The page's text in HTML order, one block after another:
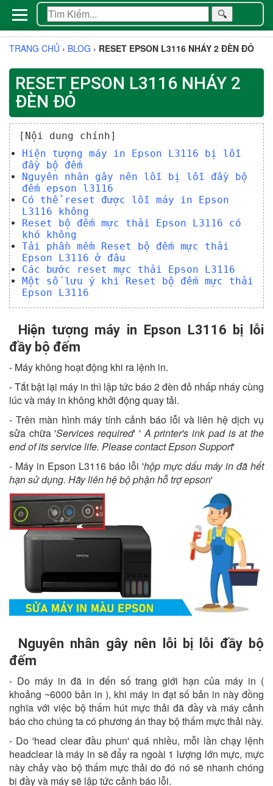
🔍
TRANG CHỦ › BLOG › RESET EPSON L3116 NHÁY 2 ĐÈN ĐỎ
RESET EPSON L3116 NHÁY 2
ĐÈN ĐỎ
[Nội dung chính]
Hiện tượng máy in Epson L3116 bị lỗi
đầy bộ đếm
Nguyên nhân gây nên lỗi bị lỗi đầy bộ
đếm epson l3116
Có thể reset được lỗi máy in Epson
L3116 không
Reset bộ đếm mực thải Epson L3116 có
khó không
Tải phần mềm Reset bộ đếm mực thải
Epson L3116 ở đâu
Các bước reset mực thải Epson L3116
Một số lưu ý khi Reset bộ đếm mực thải
Epson L3116
Hiện tượng máy in Epson L3116 bị lỗi
đầy bộ đếm
- Máy không hoạt động khi ra lệnh in.
- Tắt bật lại máy in thì lập tức báo 2 đèn đỏ nhấp nháy cùng
lúc và máy in không khởi động quay tải.
- Trên màn hình máy tính cảnh báo lỗi và liên hệ dịch vụ
sửa chữa 'Services required' 'A printer's ink pad is at the
end of its service life. Please contact Epson Support'
- Máy in Epson L3116 báo lỗi 'hộp mực dấu máy in đã hết
hạn sử dụng. Hãy liên hệ bộ phận hỗ trợ epson'
Nguyên nhân gây nên lỗi bị lỗi đầy bộ
đếm
- Do máy in đã in đến số trang giới hạn của máy in (
khoảng ~6000 bản in ), khi máy in đạt số bản in này đồng
nghĩa với việc bộ thấm hút mực thải đã đầy và máy cảnh
báo cho chúng ta có phương án thay bộ thấm mực thải này.
- Do 'head clear đầu phun' quá nhiều, mỗi lần chạy lệnh
headclear là máy in sẽ đẩy ra ngoài 1 lượng lớn mực, mực
này chảy vào bộ thấm mực thải do đó nó sẽ nhanh chóng
bị đầy và máy sẽ lập tức cảnh báo lỗi.